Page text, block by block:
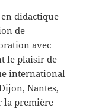
en didactique
de
avec
le plaisir de
international
Nantes,
la première